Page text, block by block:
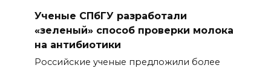
Ученые СПбГУ разработали
«зеленый» способ проверки молока
на антибиотики
Российские ученые предложили более